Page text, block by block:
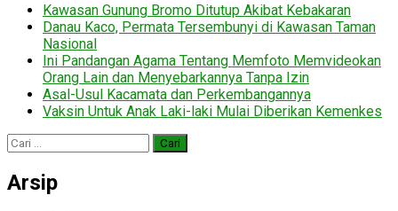
Kawasan Gunung Bromo Ditutup Akibat Kebakaran
Danau Kaco, Permata Tersembunyi di Kawasan Taman
Nasional
Ini Pandangan Agama Tentang Memfoto Memvideokan
Orang Lain dan Menyebarkannya Tanpa Izin
Asal-Usul Kacamata dan Perkembangannya
Vaksin Untuk Anak Laki-laki Mulai Diberikan Kemenkes
Cari
untuk:
Arsip